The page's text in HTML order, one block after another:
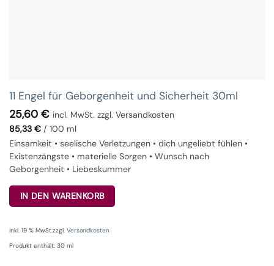
11 Engel für Geborgenheit und Sicherheit 30ml
25,60 € incl. MwSt. zzgl. Versandkosten
85,33 €/ 100 ml
Einsamkeit • seelische Verletzungen • dich ungeliebt fühlen •
Existenzängste • materielle Sorgen • Wunsch nach
Geborgenheit • Liebeskummer
IN DEN WARENKORB
inkl. 19 % MwSt.zzgl. Versandkosten
Produkt enthält: 30 ml